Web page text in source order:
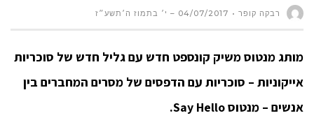
רבקה קופר 04/07/2017 – י׳ בתמוז ה׳תשע״ז
מותג מנטוס משיק קונספט חדש עם גליל חדש של סוכריות
אייקוניות – סוכריות עם הדפסים של מסרים המחברים בין
אנשים – מנטוס Say Hello.